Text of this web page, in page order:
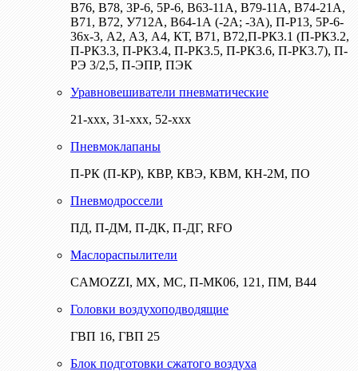
В76, В78, 3Р-6, 5Р-6, В63-11А, В79-11А, В74-21А,
В71, В72, У712А, В64-1А (-2А; -3А), П-Р13, 5Р-6-
36х-3, А2, А3, А4, КТ, В71, В72,П-РК3.1 (П-РК3.2,
П-РК3.3, П-РК3.4, П-РК3.5, П-РК3.6, П-РК3.7), П-
РЭ 3/2,5, П-ЭПР, ПЭК
Уравновешиватели пневматические
21-ххх, 31-ххх, 52-ххх
Пневмоклапаны
П-РК (П-КР), КВР, КВЭ, КВМ, КН-2М, ПО
Пневмодроссели
ПД, П-ДМ, П-ДК, П-ДГ, RFO
Маслораспылители
CAMOZZI, МХ, МС, П-МК06, 121, ПМ, В44
Головки воздухоподводящие
ГВП 16, ГВП 25
Блок подготовки сжатого воздуха